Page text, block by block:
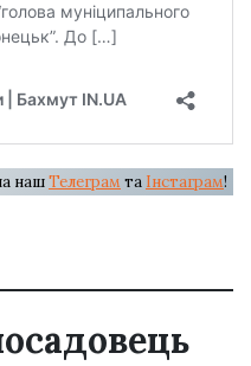
нашТелеграм та Інстаграм!